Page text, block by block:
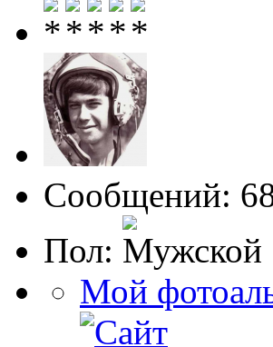
Сообщений:
Пол:
Мой